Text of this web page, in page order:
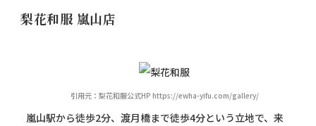
梨花和服 嵐山店
引用元：梨花和服公式HP https://ewha-yifu.com/gallery/
嵐山駅から徒歩2分、渡月橋まで徒歩4分という立地で、来